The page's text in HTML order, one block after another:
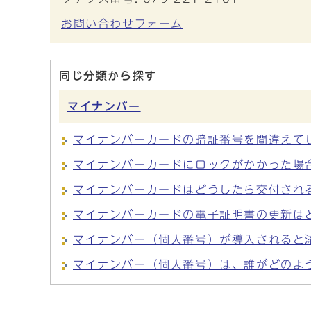
お問い合わせフォーム
同じ分類から探す
マイナンバー
マイナンバーカードの暗証番号を間違え
マイナンバーカードにロックがかかった場
マイナンバーカードはどうしたら交付され
マイナンバーカードの電子証明書の更新
マイナンバー（個人番号）が導入される
マイナンバー（個人番号）は、誰がどのよ